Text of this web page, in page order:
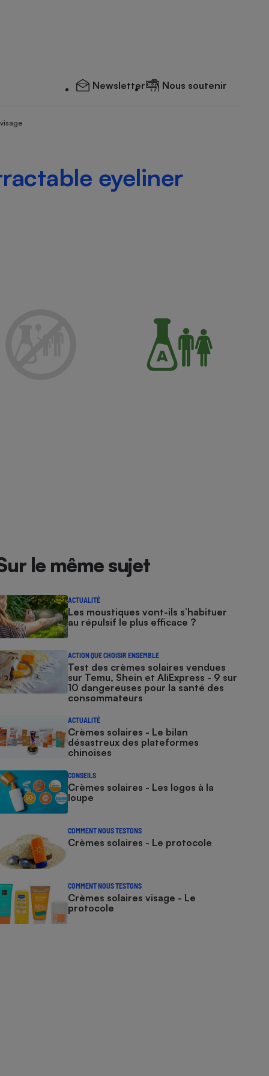
Newsletter Nous soutenir
eyeliner
le même sujet
ACTUALITÉ
Les moustiques vont-ils s’habituer
au répulsif le plus efficace ?
ACTION QUE CHOISIR ENSEMBLE
Test des crèmes solaires vendues
sur Temu, Shein et AliExpress - 9 sur
10 dangereuses pour la santé des
consommateurs
ACTUALITÉ
Crèmes solaires - Le bilan
désastreux des plateformes
chinoises
CONSEILS
Crèmes solaires - Les logos à la
loupe
COMMENT NOUS TESTONS
Crèmes solaires - Le protocole
COMMENT NOUS TESTONS
Crèmes solaires visage - Le
protocole